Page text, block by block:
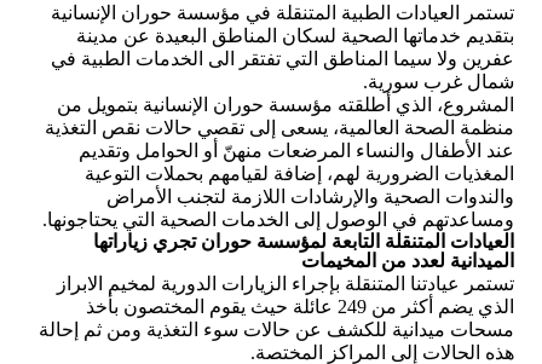
تستمر العيادات الطبية المتنقلة في مؤسسة حوران الإنسانية
بتقديم خدماتها الصحية لسكان المناطق البعيدة عن مدينة
عفرين ولا سيما المناطق التي تفتقر الى الخدمات الطبية في
شمال غرب سورية.
المشروع، الذي أطلقته مؤسسة حوران الإنسانية بتمويل من
منظمة الصحة العالمية، يسعى إلى تقصي حالات نقص التغذية
عند الأطفال والنساء المرضعات منهنّ أو الحوامل وتقديم
المغذيات الضرورية لهم، إضافة لقيامهم بحملات التوعية
والندوات الصحية والإرشادات اللازمة لتجنب الأمراض
ومساعدتهم في الوصول إلى الخدمات الصحية التي يحتاجونها.
العيادات المتنقلة التابعة لمؤسسة حوران تجري زياراتها
الميدانية لعدد من المخيمات
تستمر عيادتنا المتنقلة بإجراء الزيارات الدورية لمخيم الابراز
الذي يضم أكثر من 249 عائلة حيث يقوم المختصون بأخذ
مسحات ميدانية للكشف عن حالات سوء التغذية ومن ثم إحالة
هذه الحالات إلى المراكز المختصة.